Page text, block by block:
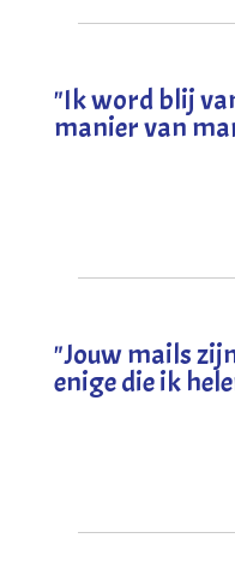
"Ik word blij
manier van
"Jouw mails
enige die ik